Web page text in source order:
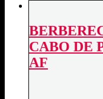
CABO DE
AF